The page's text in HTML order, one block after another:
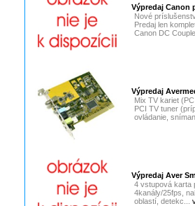
Výpredaj Canon
Nové
Predaj len
Canon DC
Výpredaj
Mix TV kariet
PCI TV tuner
ovládanie,
Výpredaj Aver
4 vstupová karta
4kanály/25fps,
oblastí, detekc...